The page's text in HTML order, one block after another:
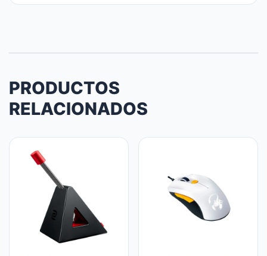
PRODUCTOS
RELACIONADOS